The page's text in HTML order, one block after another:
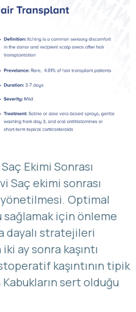
Ekimi Sonrası
Saç ekimi sonrası
yönetilmesi. Optimal
için önleme
dayalı stratejileri
ay sonra kaşıntı
kaşıntının tipik
sert olduğu